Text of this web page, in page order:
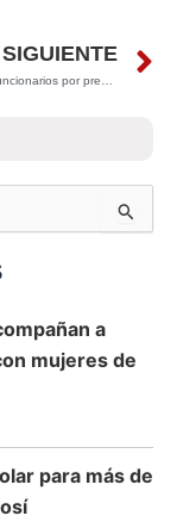
SIGUIENTE
a
mujeres de
para más de